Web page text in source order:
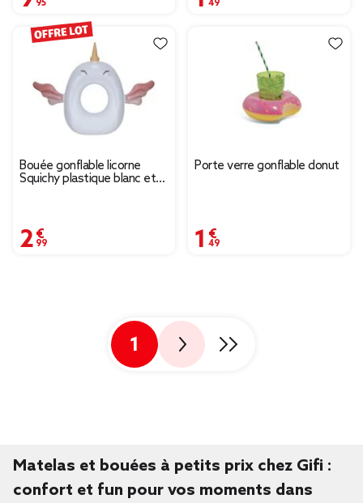
Bouée gonflable licorne
Squichy plastique blanc et
2,99 €
Porte verre gonflable donut
1,49 €
1
Matelas et bouées à petits prix chez Gifi :
confort et fun pour vos moments dans